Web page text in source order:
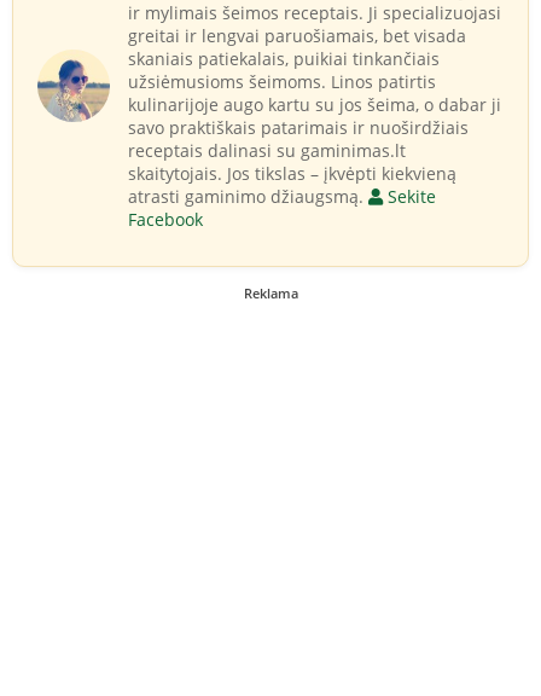
ir mylimais šeimos receptais. Ji specializuojasi
greitai ir lengvai paruošiamais, bet visada
skaniais patiekalais, puikiai tinkančiais
užsiėmusioms šeimoms. Linos patirtis
kulinarijoje augo kartu su jos šeima, o dabar ji
savo praktiškais patarimais ir nuoširdžiais
receptais dalinasi su gaminimas.lt
skaitytojais. Jos tikslas – įkvėpti kiekvieną
atrasti gaminimo džiaugsmą.
Sekite
Facebook
Reklama